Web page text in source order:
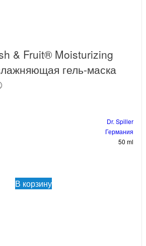
& Fruit® Moisturizing
гель-маска
Dr. Spiller
Германия
50 ml
В корзину